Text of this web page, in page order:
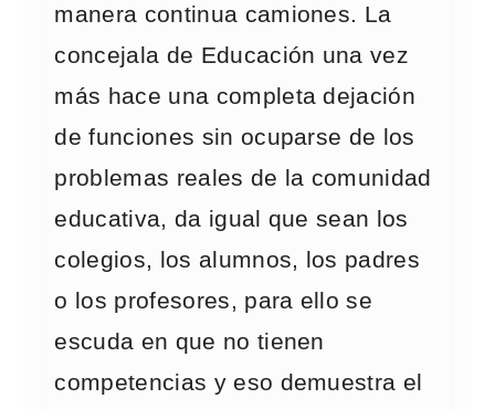
manera continua camiones. La
concejala de Educación una vez
más hace una completa dejación
de funciones sin ocuparse de los
problemas reales de la comunidad
educativa, da igual que sean los
colegios, los alumnos, los padres
o los profesores, para ello se
escuda en que no tienen
competencias y eso demuestra el